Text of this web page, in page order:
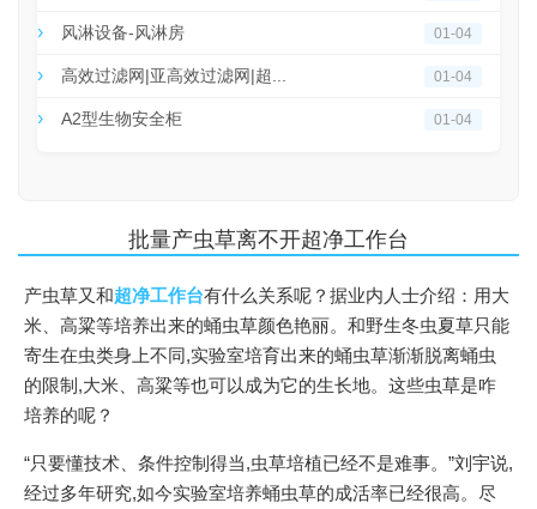
风淋设备-风淋房 01-04
高效过滤网|亚高效过滤网|超... 01-04
A2型生物安全柜 01-04
批量产虫草离不开超净工作台
产虫草又和超净工作台有什么关系呢？据业内人士介绍：用大
米、高粱等培养出来的蛹虫草颜色艳丽。和野生冬虫夏草只能
寄生在虫类身上不同,实验室培育出来的蛹虫草渐渐脱离蛹虫
的限制,大米、高粱等也可以成为它的生长地。这些虫草是咋
培养的呢？
“只要懂技术、条件控制得当,虫草培植已经不是难事。”刘宇说,
经过多年研究,如今实验室培养蛹虫草的成活率已经很高。尽